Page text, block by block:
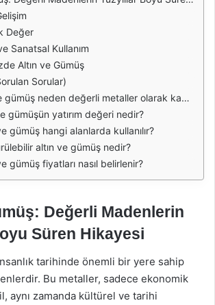
Değer
Sanatsal Kullanım
Altın ve Gümüş
Sorular)
neden değerli metaller olarak kabul edilir?
gümüşün yatırım değeri nedir?
gümüş hangi alanlarda kullanılır?
altın ve gümüş nedir?
gümüş fiyatları nasıl belirlenir?
Değerli Madenlerin
Süren Hikayesi
tarihinde önemli bir yere sahip
Bu metaller, sadece ekonomik
aynı zamanda kültürel ve tarihi